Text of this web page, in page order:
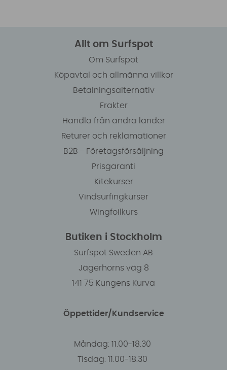
Allt om Surfspot
Om Surfspot
Köpavtal och allmänna villkor
Betalningsalternativ
Frakter
Handla från andra länder
Returer och reklamationer
B2B - Företagsförsäljning
Prisgaranti
Kitekurser
Vindsurfingkurser
Wingfoilkurs
Butiken i Stockholm
Surfspot Sweden AB
Jägerhorns väg 8
141 75 Kungens Kurva
Öppettider/Kundservice
Måndag: 11.00-18.30
Tisdag: 11.00-18.30